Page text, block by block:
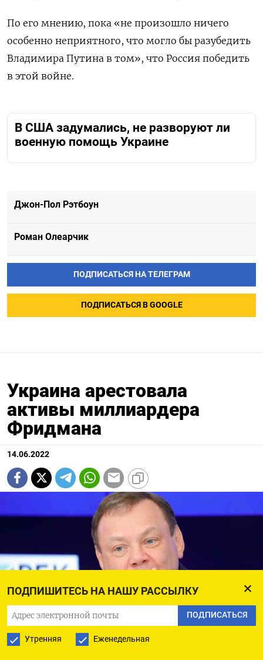
ПОДПИШИТЕСЬ НА НАШУ РАССЫЛКУ
ПОДПИСАТЬСЯ
Утренняя Еженедельная
По его мнению, пока «не произошло ничего
особенно неприятного, что могло бы разубедить
Владимира Путина в том», что Россия победить
в этой войне.
В США задумались, не разворуют ли
военную помощь Украине
Джон-Пол Рэтбоун
Роман Олеарчик
ПОДПИСАТЬСЯ НА ТЕЛЕГРАМ
ПОДПИСАТЬСЯ В GOOGLE
Украина арестовала
активы миллиардера
Фридмана
14.06.2022
Михаил Фридман Михаил Джапаридзе/ ТАСС